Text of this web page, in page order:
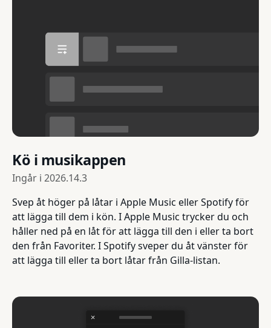
Kö i musikappen
Ingår i 2026.14.3
Svep åt höger på låtar i Apple Music eller Spotify för
att lägga till dem i kön. I Apple Music trycker du och
håller ned på en låt för att lägga till den i eller ta bort
den från Favoriter. I Spotify sveper du åt vänster för
att lägga till eller ta bort låtar från Gilla-listan.